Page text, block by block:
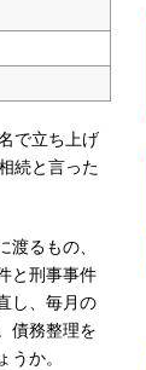
で立ち上げ
続と言った
るもの、
と刑事事件
し、毎月の
債務整理を
か。